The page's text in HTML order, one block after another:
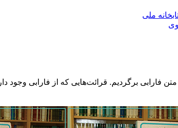
ملی
به متن فارابی برگردیم. قرائت‌هایی که از فارابی